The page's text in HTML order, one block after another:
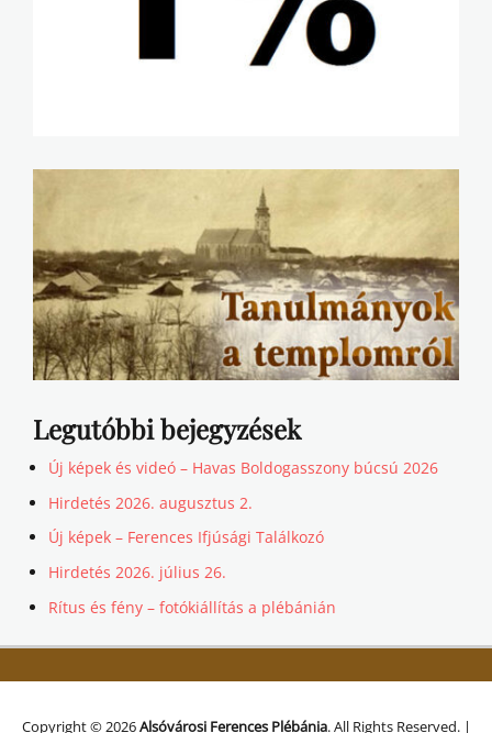
Legutóbbi bejegyzések
Új képek és videó – Havas Boldogasszony búcsú 2026
Hirdetés 2026. augusztus 2.
Új képek – Ferences Ifjúsági Találkozó
Hirdetés 2026. július 26.
Rítus és fény – fotókiállítás a plébánián
Copyright © 2026Alsóvárosi Ferences Plébánia. All Rights Reserved. |